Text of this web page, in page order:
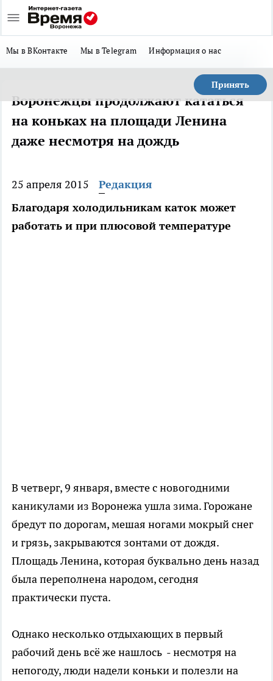
Мы в ВКонтакте Мы в Telegram Информация о нас
Принять
Воронежцы продолжают кататься
на коньках на площади Ленина
даже несмотря на дождь
25 апреля 2015
Редакция
Благодаря холодильникам каток может
работать и при плюсовой температуре
В четверг, 9 января, вместе с новогодними
каникулами из Воронежа ушла зима. Горожане
бредут по дорогам, мешая ногами мокрый снег
и грязь, закрываются зонтами от дождя.
Площадь Ленина, которая буквально день назад
была переполнена народом, сегодня
практически пуста.
Однако несколько отдыхающих в первый
рабочий день всё же нашлось - несмотря на
непогоду, люди надели коньки и полезли на